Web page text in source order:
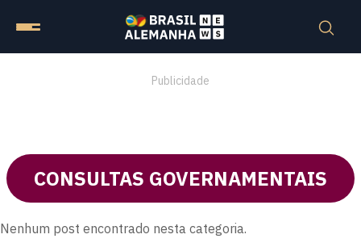
Publicidade
CONSULTAS GOVERNAMENTAIS
Nenhum post encontrado nesta categoria.